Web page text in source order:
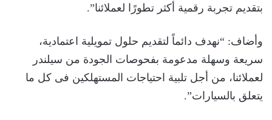
بتقديم تجربة رقمية أكثر تطورًا لعملائنا”.
وأضاف: “نهدف دائماً لتقديم حلول تمويلية اعتمادية،
سريعة وسهلة مدعومة بفحوصات الجودة من سيلندر
لعملائنا، من أجل تلبية احتياجات المستهلكين فى كل ما
يتعلق بالسيارات”.